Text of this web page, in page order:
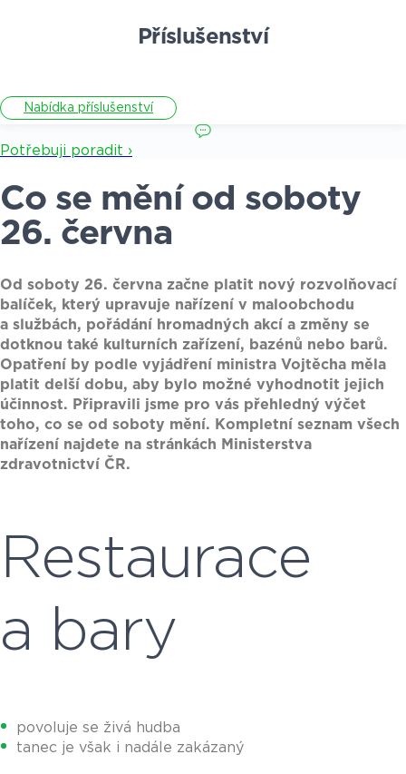
Příslušenství
Nabídka příslušenství
Potřebuji poradit ›
Co se mění od soboty
26. června
Od soboty 26. června začne platit nový rozvolňovací
balíček, který upravuje nařízení v maloobchodu
a službách, pořádání hromadných akcí a změny se
dotknou také kulturních zařízení, bazénů nebo barů.
Opatření by podle vyjádření ministra Vojtěcha měla
platit delší dobu, aby bylo možné vyhodnotit jejich
účinnost. Připravili jsme pro vás přehledný výčet
toho, co se od soboty mění. Kompletní seznam všech
nařízení najdete na stránkách Ministerstva
zdravotnictví ČR.
Restaurace
a bary
povoluje se živá hudba
tanec je však i nadále zakázaný